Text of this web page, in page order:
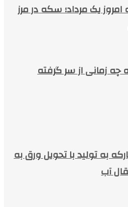
یک مرداد؛ سکه در مرز
چه زمانی از سر گرفته
به تولید با تحویل ورق به
آب